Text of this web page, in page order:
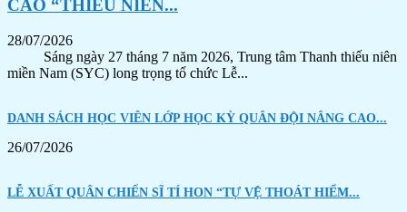
CAO “THIẾU NIÊN...
28/07/2026
Sáng ngày 27 tháng 7 năm 2026, Trung tâm Thanh thiếu niên
miền Nam (SYC) long trọng tổ chức Lễ...
DANH SÁCH HỌC VIÊN LỚP HỌC KỲ QUÂN ĐỘI NÂNG CAO...
26/07/2026
LỄ XUẤT QUÂN CHIẾN SĨ TÍ HON “TỰ VỆ THOÁT HIỂM...